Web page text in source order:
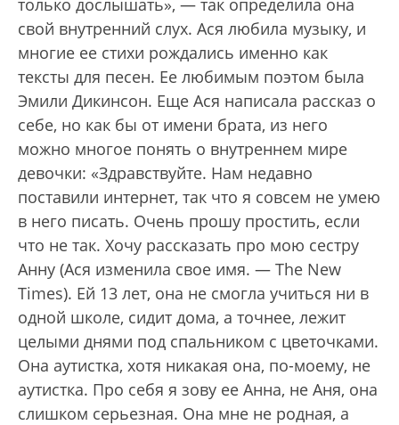
свой внутренний слух. Ася любила музыку, и
многие ее стихи рождались именно как
тексты для песен. Ее любимым поэтом была
Эмили Дикинсон. Еще Ася написала рассказ о
себе, но как бы от имени брата, из него
можно многое понять о внутреннем мире
девочки: «Здравствуйте. Нам недавно
поставили интернет, так что я совсем не умею
в него писать. Очень прошу простить, если
что не так. Хочу рассказать про мою сестру
Анну (Ася изменила свое имя. — The New
Times). Ей 13 лет, она не смогла учиться ни в
одной школе, сидит дома, а точнее, лежит
целыми днями под спальником с цветочками.
Она аутистка, хотя никакая она, по-моему, не
аутистка. Про себя я зову ее Анна, не Аня, она
слишком серьезная. Она мне не родная, а